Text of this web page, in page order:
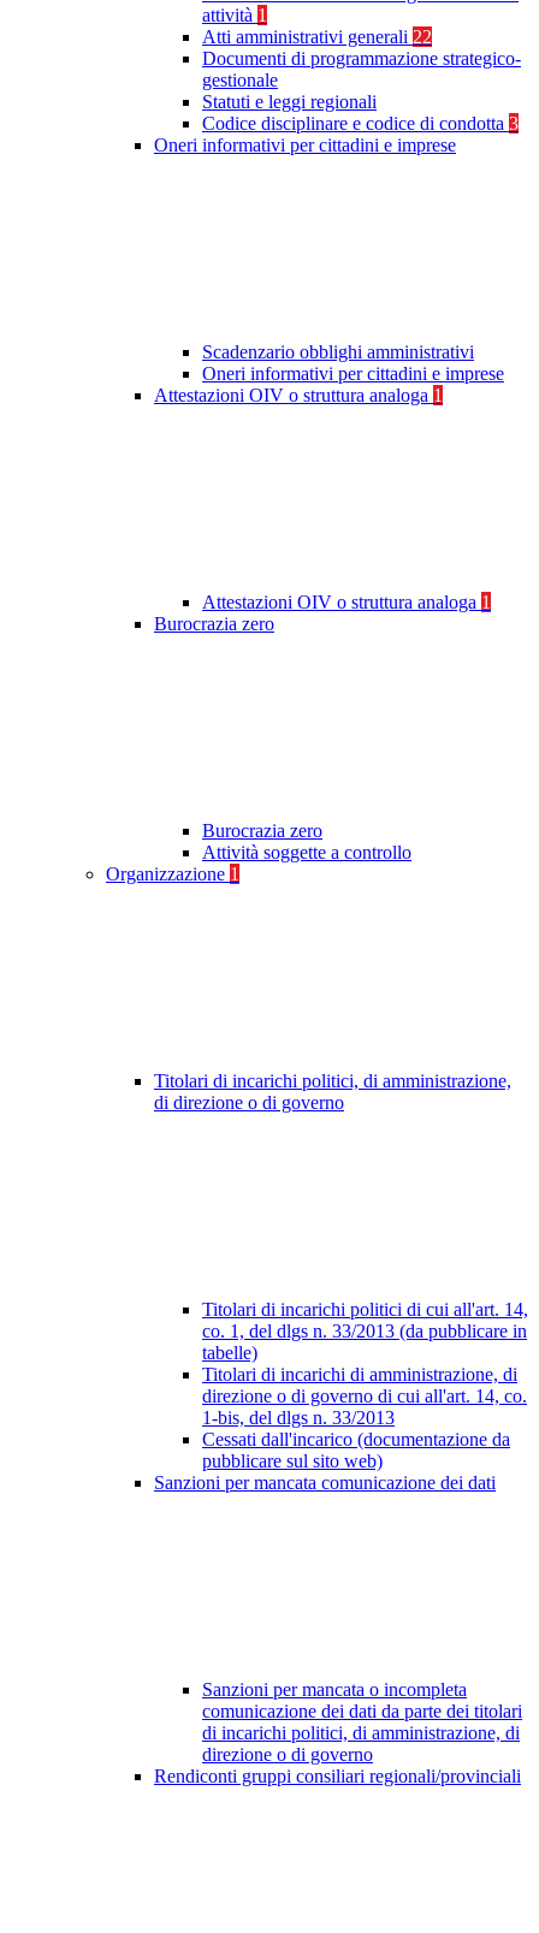
attività 1
Atti amministrativi generali 22
Documenti di programmazione strategico-
gestionale
Statuti e leggi regionali
Codice disciplinare e codice di condotta 3
Oneri informativi per cittadini e imprese
Scadenzario obblighi amministrativi
Oneri informativi per cittadini e imprese
Attestazioni OIV o struttura analoga 1
Attestazioni OIV o struttura analoga 1
Burocrazia zero
Burocrazia zero
Attività soggette a controllo
Organizzazione 1
Titolari di incarichi politici, di amministrazione,
di direzione o di governo
Titolari di incarichi politici di cui all'art. 14,
co. 1, del dlgs n. 33/2013 (da pubblicare in
tabelle)
Titolari di incarichi di amministrazione, di
direzione o di governo di cui all'art. 14, co.
1-bis, del dlgs n. 33/2013
Cessati dall'incarico (documentazione da
pubblicare sul sito web)
Sanzioni per mancata comunicazione dei dati
Sanzioni per mancata o incompleta
comunicazione dei dati da parte dei titolari
di incarichi politici, di amministrazione, di
direzione o di governo
Rendiconti gruppi consiliari regionali/provinciali